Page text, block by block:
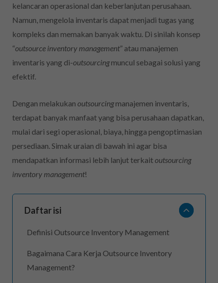
kelancaran operasional dan keberlanjutan perusahaan.
Namun, mengelola inventaris dapat menjadi tugas yang
kompleks dan memakan banyak waktu. Di sinilah konsep
“outsource inventory management” atau manajemen
inventaris yang di-outsourcingmuncul sebagai solusi yang
efektif.
Dengan melakukan outsourcingmanajemen inventaris,
terdapat banyak manfaat yang bisa perusahaan dapatkan,
mulai dari segi operasional, biaya, hingga pengoptimasian
persediaan. Simak uraian di bawah ini agar bisa
mendapatkan informasi lebih lanjut terkaitoutsourcing
inventory management!
Daftar isi
Definisi Outsource Inventory Management
Bagaimana Cara Kerja Outsource Inventory
Management?